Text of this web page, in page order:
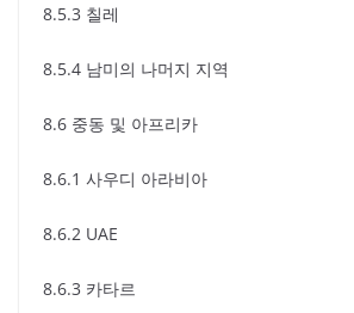
8.5.3 칠레
8.5.4 남미의 나머지 지역
8.6 중동 및 아프리카
8.6.1 사우디 아라비아
8.6.2 UAE
8.6.3 카타르